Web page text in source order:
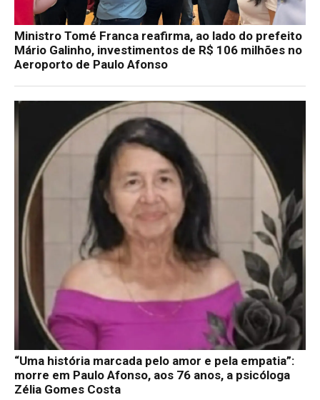
Ministro Tomé Franca reafirma, ao lado do prefeito
Mário Galinho, investimentos de R$ 106 milhões no
Aeroporto de Paulo Afonso
“Uma história marcada pelo amor e pela empatia”:
morre em Paulo Afonso, aos 76 anos, a psicóloga
Zélia Gomes Costa